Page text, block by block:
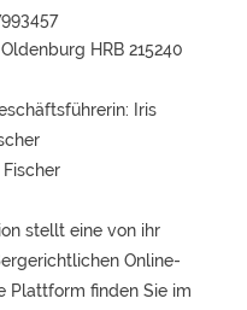
HRB 215240
Iris
Fischer
stellt eine von ihr
Online-
Plattform finden Sie im